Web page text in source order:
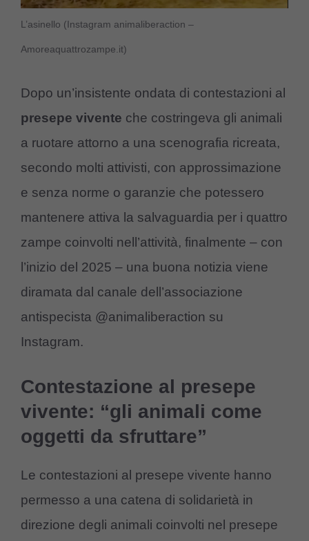
L’asinello (Instagram animaliberaction –
Amoreaquattrozampe.it)
Dopo un’insistente ondata di contestazioni al
presepe vivente che costringeva gli animali
a ruotare attorno a una scenografia ricreata,
secondo molti attivisti, con approssimazione
e senza norme o garanzie che potessero
mantenere attiva la salvaguardia per i quattro
zampe coinvolti nell’attività, finalmente – con
l’inizio del 2025 – una buona notizia viene
diramata dal canale dell’associazione
antispecista @animaliberaction su
Instagram.
Contestazione al presepe
vivente: “gli animali come
oggetti da sfruttare”
Le contestazioni al presepe vivente hanno
permesso a una catena di solidarietà in
direzione degli animali coinvolti nel presepe